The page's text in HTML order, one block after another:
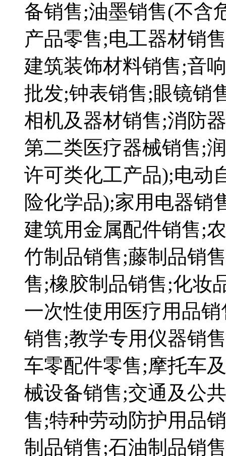
备销售;油墨销售(不含
产品零售;电工器材销
建筑装饰材料销售;音
批发;钟表销售;眼镜销
相机及器材销售;消防
第二类医疗器械销售;
许可类化工产品);电动
险化学品);家用电器销
建筑用金属配件销售;
竹制品销售;藤制品销
售;橡胶制品销售;化妆
一次性使用医疗用品
销售;教学专用仪器销
车零配件零售;摩托车
械设备销售;交通及公
售;特种劳动防护用品
制品销售;石油制品销